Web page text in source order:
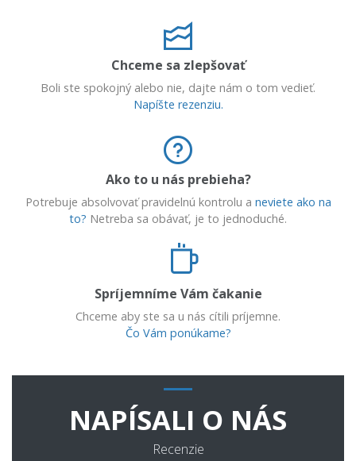
Chceme sa zlepšovať
Boli ste spokojný alebo nie, dajte nám o tom vedieť.
Napíšte rezenziu.
Ako to u nás prebieha?
Potrebuje absolvovať pravidelnú kontrolu a neviete ako na
to? Netreba sa obávať, je to jednoduché.
Spríjemníme Vám čakanie
Chceme aby ste sa u nás cítili príjemne.
Čo Vám ponúkame?
NAPÍSALI O NÁS
Recenzie